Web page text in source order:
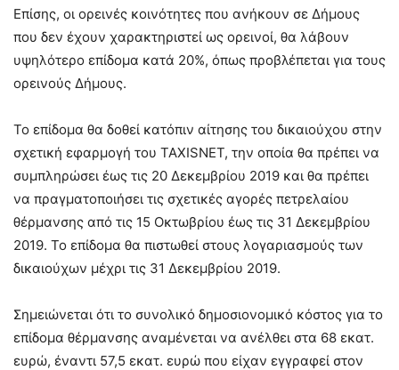
Επίσης, οι ορεινές κοινότητες που ανήκουν σε Δήμους
που δεν έχουν χαρακτηριστεί ως ορεινοί, θα λάβουν
υψηλότερο επίδομα κατά 20%, όπως προβλέπεται για τους
ορεινούς Δήμους.
Το επίδομα θα δοθεί κατόπιν αίτησης του δικαιούχου στην
σχετική εφαρμογή του TAXISNET, την οποία θα πρέπει να
συμπληρώσει έως τις 20 Δεκεμβρίου 2019 και θα πρέπει
να πραγματοποιήσει τις σχετικές αγορές πετρελαίου
θέρμανσης από τις 15 Οκτωβρίου έως τις 31 Δεκεμβρίου
2019. Το επίδομα θα πιστωθεί στους λογαριασμούς των
δικαιούχων μέχρι τις 31 Δεκεμβρίου 2019.
Σημειώνεται ότι το συνολικό δημοσιονομικό κόστος για το
επίδομα θέρμανσης αναμένεται να ανέλθει στα 68 εκατ.
ευρώ, έναντι 57,5 εκατ. ευρώ που είχαν εγγραφεί στον